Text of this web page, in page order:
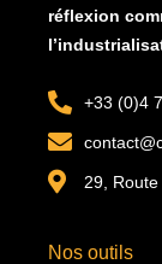
réflexion
+33 (0)4
29,
Nos outils